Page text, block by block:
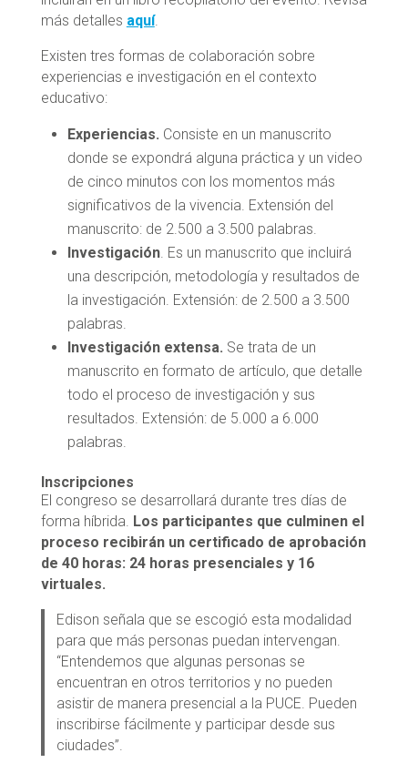
más detalles aquí.
Existen tres formas de colaboración sobre
experiencias e investigación en el contexto
educativo:
Experiencias. Consiste en un manuscrito
donde se expondrá alguna práctica y un video
de cinco minutos con los momentos más
significativos de la vivencia. Extensión del
manuscrito: de 2.500 a 3.500 palabras.
Investigación. Es un manuscrito que incluirá
una descripción, metodología y resultados de
la investigación. Extensión: de 2.500 a 3.500
palabras.
Investigación extensa. Se trata de un
manuscrito en formato de artículo, que detalle
todo el proceso de investigación y sus
resultados. Extensión: de 5.000 a 6.000
palabras.
Inscripciones
El congreso se desarrollará durante tres días de
forma híbrida. Los participantes que culminen el
proceso recibirán un certificado de aprobación
de 40 horas: 24 horas presenciales y 16
virtuales.
Edison señala que se escogió esta modalidad
para que más personas puedan intervengan.
“Entendemos que algunas personas se
encuentran en otros territorios y no pueden
asistir de manera presencial a la PUCE. Pueden
inscribirse fácilmente y participar desde sus
ciudades”.